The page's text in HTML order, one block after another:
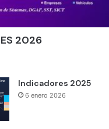
2026
Indicadores 2025
6 enero 2026